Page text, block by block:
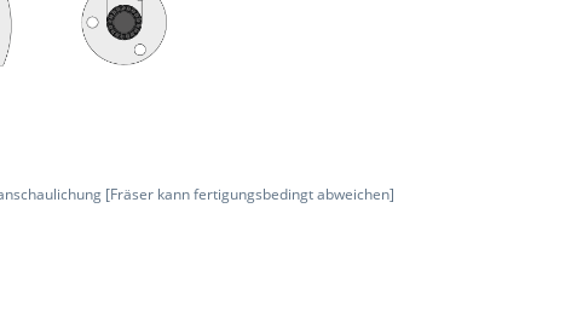
[Fräser kann fertigungsbedingt abweichen]